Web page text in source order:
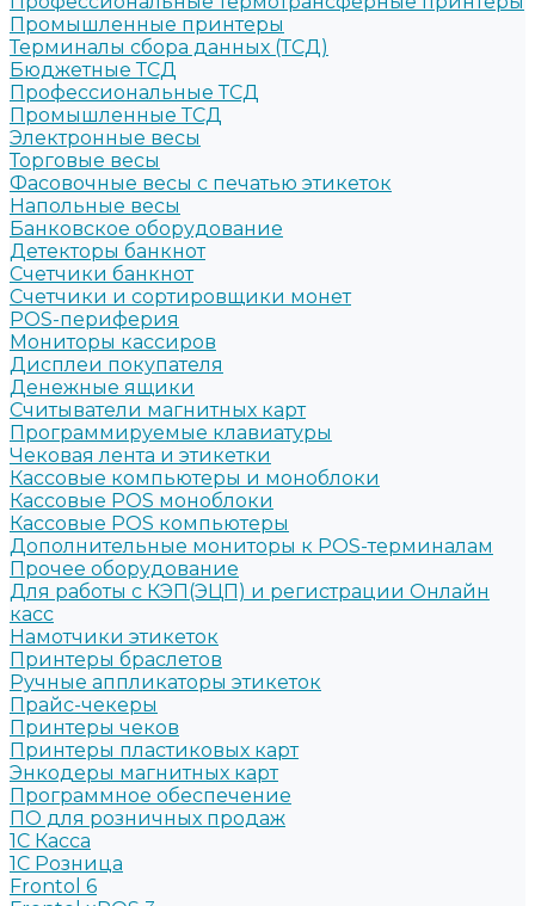
Промышленные принтеры
Терминалы сбора данных (ТСД)
Бюджетные ТСД
Профессиональные ТСД
Промышленные ТСД
Электронные весы
Торговые весы
Фасовочные весы с печатью этикеток
Напольные весы
Банковское оборудование
Детекторы банкнот
Счетчики банкнот
Счетчики и сортировщики монет
POS-периферия
Мониторы кассиров
Дисплеи покупателя
Денежные ящики
Считыватели магнитных карт
Программируемые клавиатуры
Чековая лента и этикетки
Кассовые компьютеры и моноблоки
Кассовые POS моноблоки
Кассовые POS компьютеры
Дополнительные мониторы к POS-терминалам
Прочее оборудование
Для работы с КЭП(ЭЦП) и регистрации Онлайн
касс
Намотчики этикеток
Принтеры браслетов
Ручные аппликаторы этикеток
Прайс-чекеры
Принтеры чеков
Принтеры пластиковых карт
Энкодеры магнитных карт
Программное обеспечение
ПО для розничных продаж
1C Касса
1С Розница
Frontol 6